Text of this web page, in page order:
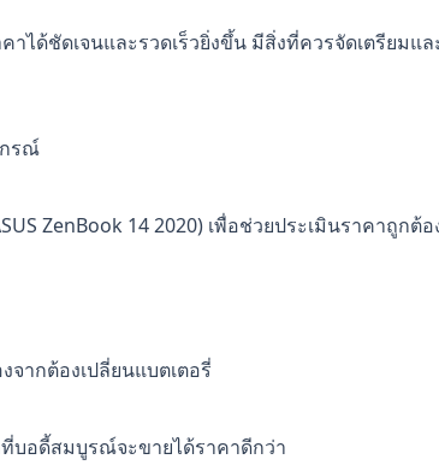
ได้ชัดเจนและรวดเร็วยิ่งขึ้น มีสิ่งที่ควรจัดเตรียมแ
รณ์
ZenBook 14 2020) เพื่อช่วยประเมินราคาถูกต้อ
จากต้องเปลี่ยนแบตเตอรี่
บอดี้สมบูรณ์จะขายได้ราคาดีกว่า